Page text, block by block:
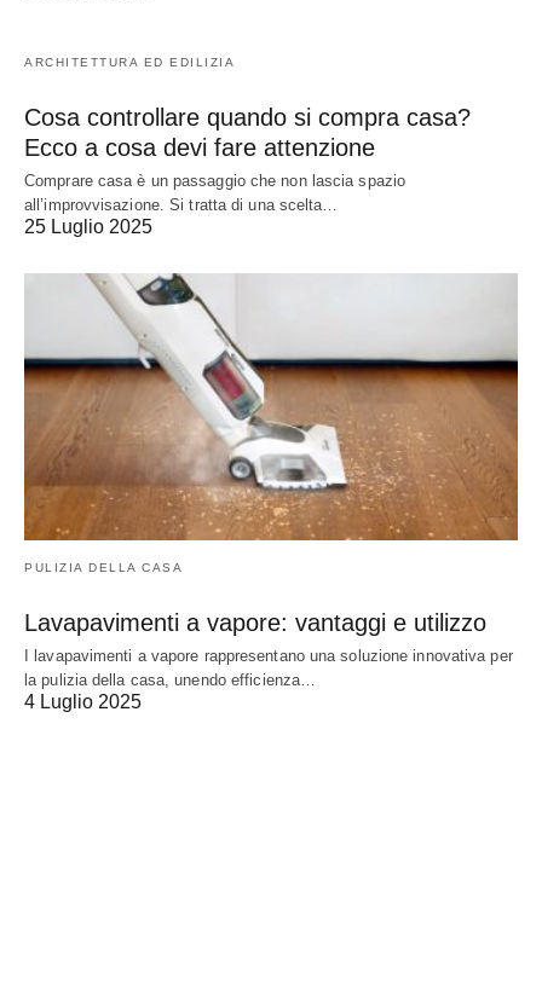
ARCHITETTURA ED EDILIZIA
Cosa controllare quando si compra casa?
Ecco a cosa devi fare attenzione
Comprare casa è un passaggio che non lascia spazio
all’improvvisazione. Si tratta di una scelta…
25 Luglio 2025
PULIZIA DELLA CASA
Lavapavimenti a vapore: vantaggi e utilizzo
I lavapavimenti a vapore rappresentano una soluzione innovativa per
la pulizia della casa, unendo efficienza…
4 Luglio 2025